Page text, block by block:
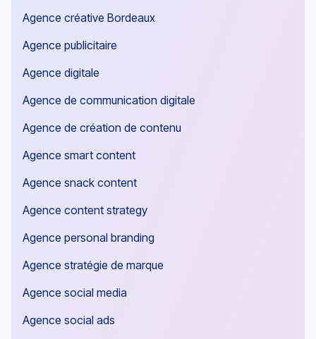
Agence créative Bordeaux
Agence publicitaire
Agence digitale
Agence de communication digitale
Agence de création de contenu
Agence smart content
Agence snack content
Agence content strategy
Agence personal branding
Agence stratégie de marque
Agence social media
Agence social ads